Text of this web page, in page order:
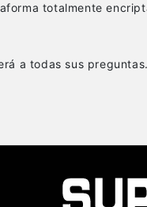
totalmente
a todas sus preguntas.